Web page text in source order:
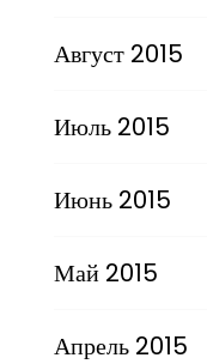
Август 2015
Июль 2015
Июнь 2015
Май 2015
Апрель 2015